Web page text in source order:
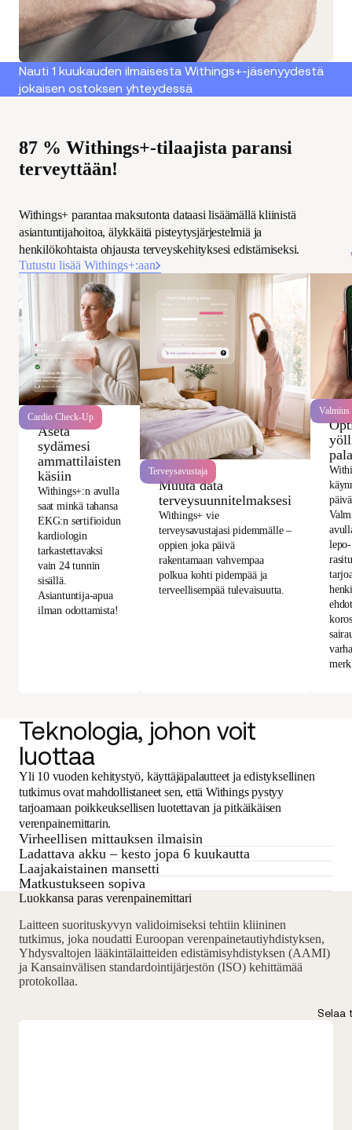
Selaa
Nauti 1 kuukauden ilmaisesta Withings+-jäsenyydestä
jokaisen ostoksen yhteydessä
87 % Withings+-tilaajista paransi
terveyttään!
Withings+ parantaa maksutonta dataasi lisäämällä kliinistä
asiantuntijahoitoa, älykkäitä pisteytysjärjestelmiä ja
henkilökohtaista ohjausta terveyskehityksesi edistämiseksi.
Tutustu lisää Withings+:aan
Cardio Check-Up
Aseta
sydämesi
ammattilaisten
käsiin
Withings+:n avulla
saat minkä tahansa
EKG:n sertifioidun
kardiologin
tarkastettavaksi
vain 24 tunnin
sisällä.
Asiantuntija-apua
ilman odottamista!
Terveysavustaja
Muuta data
terveysuunnitelmaksesi
Withings+ vie
terveysavustajasi pidemmälle –
oppien joka päivä
rakentamaan vahvempaa
polkua kohti pidempää ja
terveellisempää tulevaisuutta.
Valmius
Teknologia, johon voit
luottaa
Yli 10 vuoden kehitystyö, käyttäjäpalautteet ja edistyksellinen
tutkimus ovat mahdollistaneet sen, että Withings pystyy
tarjoamaan poikkeuksellisen luotettavan ja pitkäikäisen
verenpainemittarin.
Virheellisen mittauksen ilmaisin
Ladattava akku – kesto jopa 6 kuukautta
Laajakaistainen mansetti
Matkustukseen sopiva
Luokkansa paras verenpainemittari
Laitteen suorituskyvyn validoimiseksi tehtiin kliininen
tutkimus, joka noudatti Euroopan verenpainetautiyhdistyksen,
Yhdysvaltojen lääkintälaitteiden edistämisyhdistyksen (AAMI)
ja Kansainvälisen standardointijärjestön (ISO) kehittämää
protokollaa.